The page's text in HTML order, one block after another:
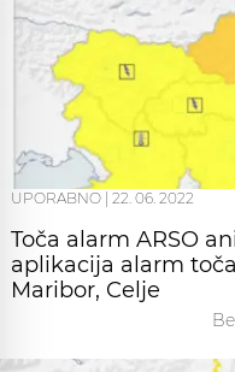
UPORABNO 22. 06. 2022
Toča alarm ARSO
aplikacija alarm
Maribor, Celje